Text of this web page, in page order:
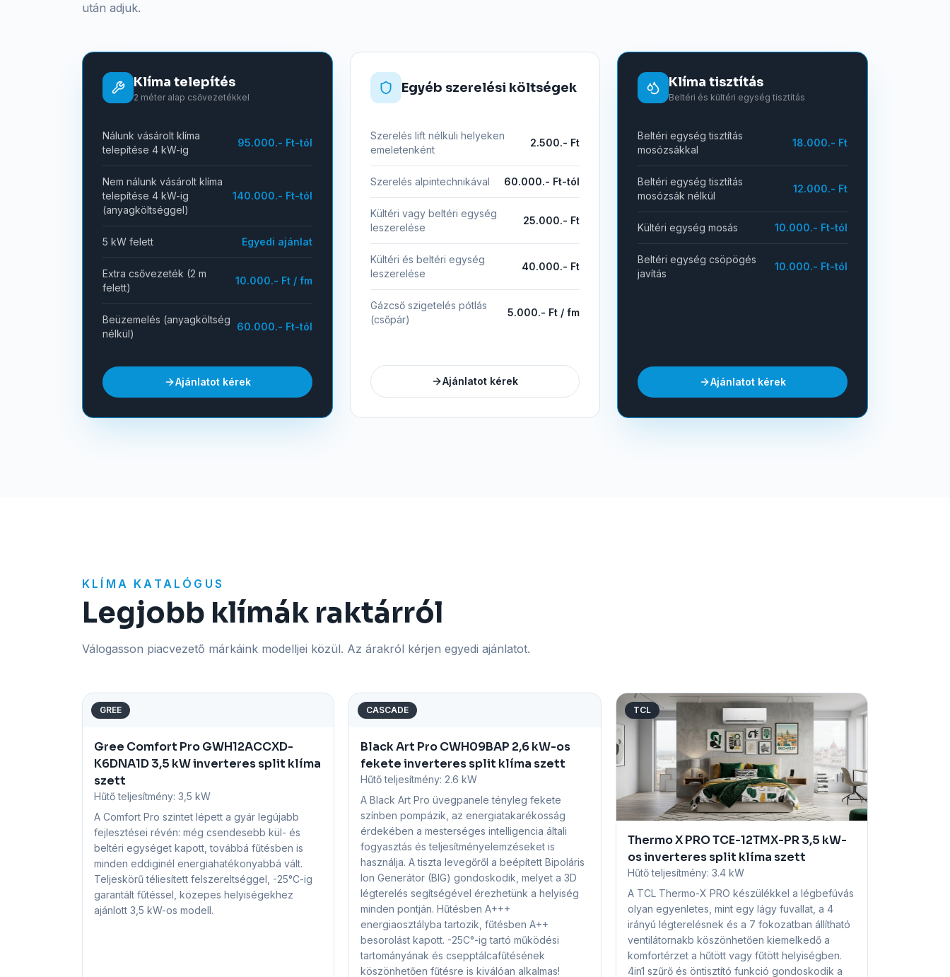
után adjuk.
Klíma telepítés
2 méter alap csővezetékkel
Nálunk vásárolt klíma
telepítése 4 kW-ig
95.000.- Ft-tól
Nem nálunk vásárolt klíma
telepítése 4 kW-ig
(anyagköltséggel)
140.000.- Ft-tól
5 kW felett Egyedi ajánlat
Extra csővezeték (2 m
felett)
10.000.- Ft / fm
Beüzemelés (anyagköltség
nélkül)
60.000.- Ft-tól
Ajánlatot kérek
Egyéb szerelési költségek
Szerelés lift nélküli helyeken
emeletenként
2.500.- Ft
Szerelés alpintechnikával 60.000.- Ft-tól
Kültéri vagy beltéri egység
leszerelése
25.000.- Ft
Kültéri és beltéri egység
leszerelése
40.000.- Ft
Gázcső szigetelés pótlás
(csőpár)
5.000.- Ft / fm
Ajánlatot kérek
Klíma tisztítás
Beltéri és kültéri egység tisztítás
Beltéri egység tisztítás
mosózsákkal
18.000.- Ft
Beltéri egység tisztítás
mosózsák nélkül
12.000.- Ft
Kültéri egység mosás 10.000.- Ft-tól
Beltéri egység csöpögés
javítás
10.000.- Ft-tól
Ajánlatot kérek
KLÍMA KATALÓGUS
Legjobb klímák raktárról
Válogasson piacvezető márkáink modelljei közül. Az árakról kérjen egyedi ajánlatot.
GREE
Gree Comfort Pro GWH12ACCXD-
K6DNA1D 3,5 kW inverteres split klíma
szett
Hűtő teljesítmény: 3,5 kW
A Comfort Pro szintet lépett a gyár legújabb
fejlesztései révén: még csendesebb kül- és
beltéri egységet kapott, továbbá fűtésben is
minden eddiginél energiahatékonyabbá vált.
Teljeskörű téliesített felszereltséggel, -25°C-ig
garantált fűtéssel, közepes helyiségekhez
ajánlott 3,5 kW-os modell.
CASCADE
Black Art Pro CWH09BAP 2,6 kW-os
fekete inverteres split klíma szett
Hűtő teljesítmény: 2.6 kW
A Black Art Pro üvegpanele tényleg fekete
színben pompázik, az energiatakarékosság
érdekében a mesterséges intelligencia általi
fogyasztás és teljesítményelemzéseket is
használja. A tiszta levegőről a beépített Bipoláris
Ion Generátor (BIG) gondoskodik, melyet a 3D
légterelés segítségével érezhetünk a helyiség
minden pontján. Hűtésben A+++
energiaosztályba tartozik, fűtésben A++
besorolást kapott. -25C°-ig tartó működési
tartományának és csepptálcafűtésének
köszönhetően fűtésre is kiválóan alkalmas!
TCL
Thermo X PRO TCE-12TMX-PR 3,5 kW-
os inverteres split klíma szett
Hűtő teljesítmény: 3.4 kW
A TCL Thermo-X PRO készülékkel a légbefúvás
olyan egyenletes, mint egy lágy fuvallat, a 4
irányú légterelésnek és a 7 fokozatban állítható
ventilátornakb köszönhetően kiemelkedő a
komfortérzet a hűtött vagy fűtött helyiségben.
4in1 szűrő és öntisztító funkció gondoskodik a